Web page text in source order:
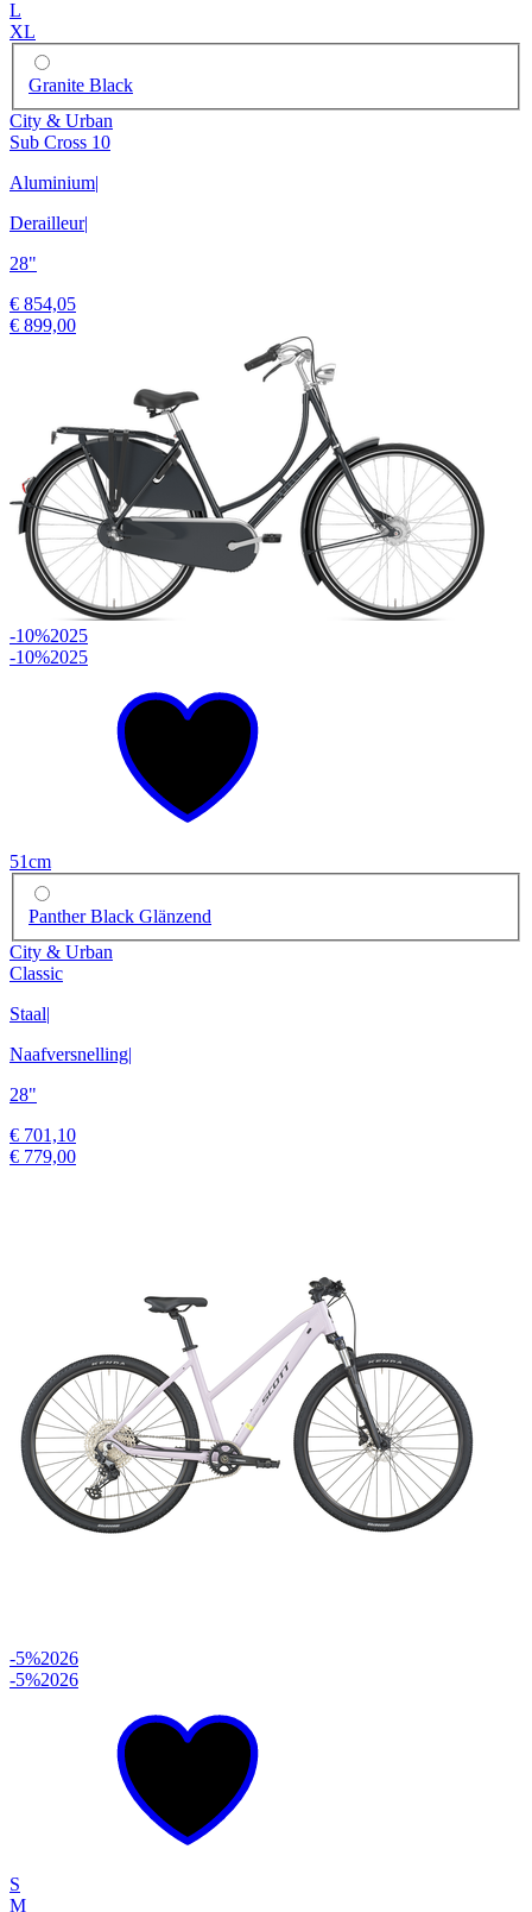
L
XL
Granite Black
City & Urban
Sub Cross 10
Aluminium
Derailleur|
28"
€ 854,05
€ 899,00
-10%2025
-10%2025
51cm
Panther Black Glänzend
City & Urban
Classic
Staal|
Naafversnelling|
28"
€ 701,10
€ 779,00
-5%2026
-5%2026
S
M